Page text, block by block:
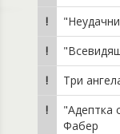
Три
"Адептка
Фабер